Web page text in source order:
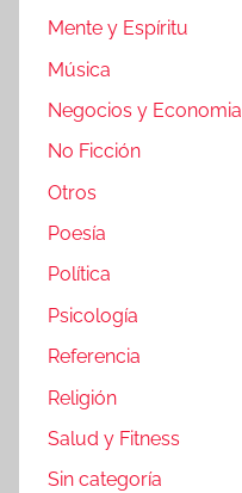
Mente y Espíritu
Música
Negocios y Economia
No Ficción
Otros
Poesía
Política
Psicología
Referencia
Religión
Salud y Fitness
Sin categoría